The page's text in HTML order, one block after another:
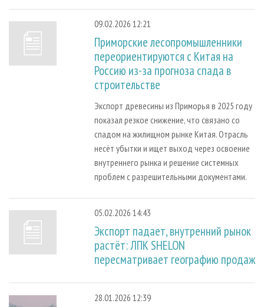
09.02.2026 12:21
Приморские лесопромышленники
переориентируются с Китая на
Россию из-за прогноза спада в
строительстве
Экспорт древесины из Приморья в 2025 году
показал резкое снижение, что связано со
спадом на жилищном рынке Китая. Отрасль
несёт убытки и ищет выход через освоение
внутреннего рынка и решение системных
проблем с разрешительными документами.
05.02.2026 14:43
Экспорт падает, внутренний рынок
растёт: ЛПК SHELON
пересматривает географию продаж
28.01.2026 12:39